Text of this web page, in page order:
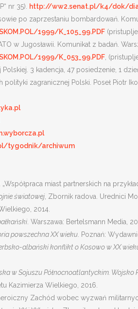
nr 35).
http://ww2.senat.pl/k4/dok/
po zaprzestaniu bombardowań.
1999/K_105_99.PDF
w Jugosławii. Komunikat z badań.
1999/K_053_99.PDF ,
3 kadencja, 47 posiedzenie, 1
zagranicznej Polski. Poseł Piotr
tygodnik/archiwum
„Współpraca miast partnerskich na
światowej , Zbornik radova. Urednici
2014.
. Warszawa: Bertelsmann Media,
powszechna XX wieku . Poznań:
albański konflikt o Kosowo w XX
w Sojuszu Północnoatlantyckim.
Kazimierza Wielkiego, 2016.
Zachód wobec wyzwań